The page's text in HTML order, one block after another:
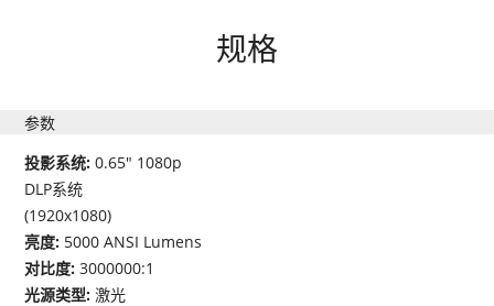
规格
参数
投影系统:0.65" 1080p
DLP系统
(1920x1080)
亮度: 5000 ANSI Lumens
对比度:3000000:1
光源类型:激光